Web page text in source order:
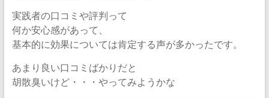
実践者の口コミや評判って
何か安心感があって、
基本的に効果については肯定する声が多かったです。
あまり良い口コミばかりだと
胡散臭いけど・・・やってみようかな